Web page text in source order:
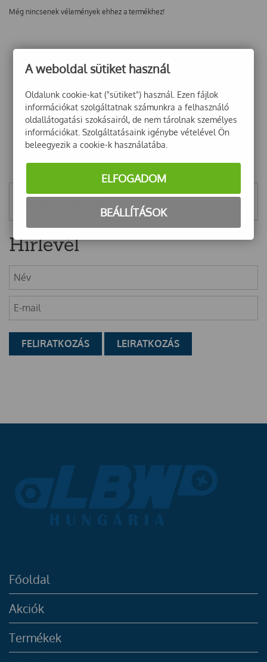
Még nincsenek vélemények ehhez a termékhez!
Mentett szűrők
Hírlevél
Főoldal
Akciók
Termékek
A weboldal sütiket használ
Oldalunk cookie-kat ("sütiket") használ. Ezen fájlok
információkat szolgáltatnak számunkra a felhasználó
oldallátogatási szokásairól, de nem tárolnak személyes
információkat. Szolgáltatásaink igénybe vételével Ön
beleegyezik a cookie-k használatába.
ELFOGADOM
BEÁLLÍTÁSOK